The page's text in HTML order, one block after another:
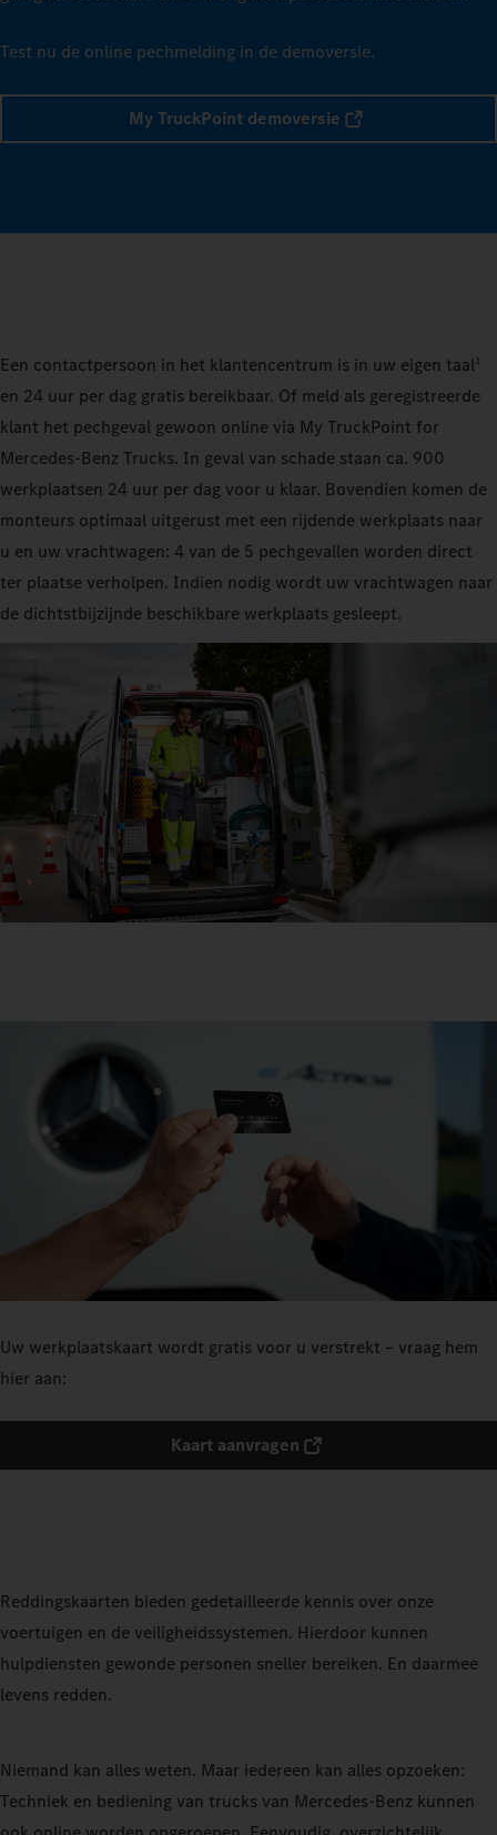
Test nu de online pechmelding in de demoversie.
My TruckPoint demoversie
Een contactpersoon in het klantencentrum is in uw eigen taal3
en 24 uur per dag gratis bereikbaar. Of meld als geregistreerde
klant het pechgeval gewoon online via My TruckPoint for
Mercedes‑Benz Trucks. In geval van schade staan ca. 900
werkplaatsen 24 uur per dag voor u klaar. Bovendien komen de
monteurs optimaal uitgerust met een rijdende werkplaats naar
u en uw vrachtwagen: 4 van de 5 pechgevallen worden direct
ter plaatse verholpen. Indien nodig wordt uw vrachtwagen naar
de dichtstbijzijnde beschikbare werkplaats gesleept.
Uw werkplaatskaart wordt gratis voor u verstrekt – vraag hem
hier aan:
Kaart aanvragen
Reddingskaarten bieden gedetailleerde kennis over onze
voertuigen en de veiligheidssystemen. Hierdoor kunnen
hulpdiensten gewonde personen sneller bereiken. En daarmee
levens redden.
Niemand kan alles weten. Maar iedereen kan alles opzoeken:
Techniek en bediening van trucks van Mercedes‑Benz kunnen